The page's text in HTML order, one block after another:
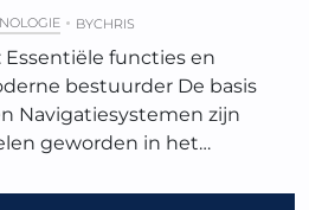
BYCHRIS
functies en
bestuurder De basis
Navigatiesystemen zijn
geworden in het…